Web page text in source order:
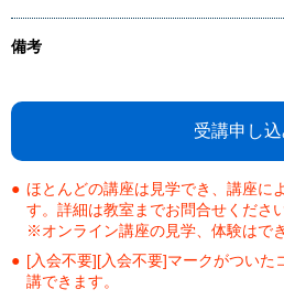
備考
受講申し
ほとんどの講座は見学でき、講座に
す。詳細は教室までお問合せください
※オンライン講座の見学、体験はで
[入会不要][入会不要]マークがついた
講できます。